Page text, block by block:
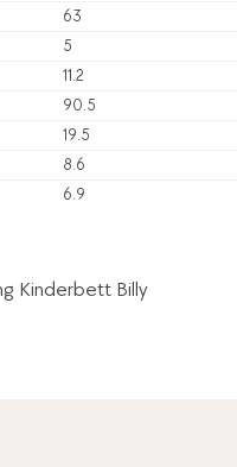
63
5
11.2
90.5
19.5
8.6
6.9
Kinderbett Billy